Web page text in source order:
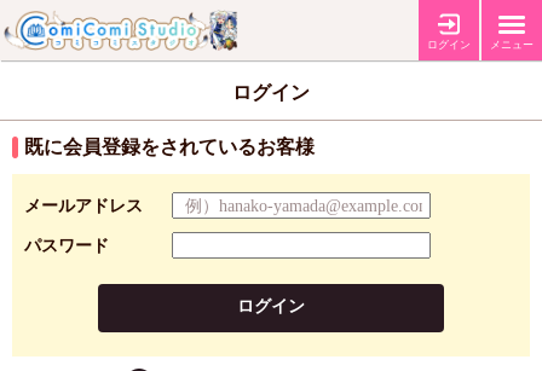
ログイン メニュー
ログイン
既に会員登録をされているお客様
メールアドレス
パスワード
ログイン